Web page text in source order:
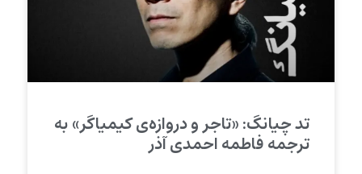
تد چیانگ: «تاجر و دروازه‌ی کیمیاگر» به
ترجمه فاطمه احمدی آذر